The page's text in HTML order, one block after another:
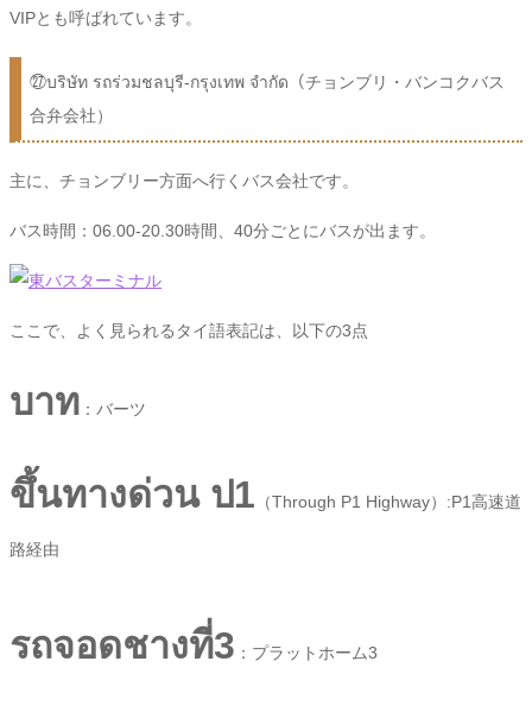
VIPとも呼ばれています。
㉗บริษัท รถร่วมชลบุรี-กรุงเทพ จำกัด（チョンブリ・バンコクバス
合弁会社）
主に、チョンブリー方面へ行くバス会社です。
バス時間：06.00-20.30時間、40分ごとにバスが出ます。
ここで、よく見られるタイ語表記は、以下の3点
บาท ：バーツ
ขึ้นทางด่วน ป1 （Through P1 Highway）:P1高速道
路経由
รถจอดชางที่3 ：プラットホーム3